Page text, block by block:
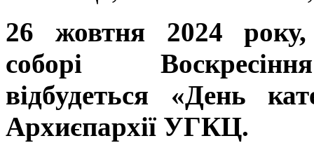
26 жовтня
2024
соборі
відбудеться «День
Архиєпархії УГКЦ.